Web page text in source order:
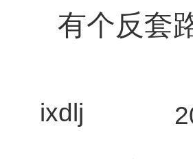
有个反套
ixdlj